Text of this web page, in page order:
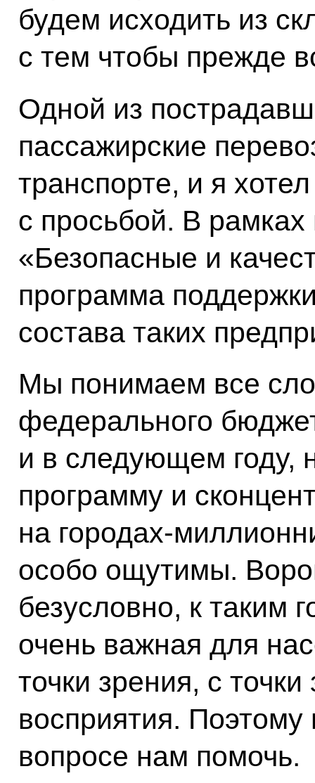
будем исходить из
с тем чтобы прежде
Одной из
пассажирские
транспорте, и я
с просьбой. В рамках
«Безопасные и
программа
состава таких
Мы понимаем все
федерального
и в следующем году,
программу и
на городах-
особо ощутимы.
безусловно, к таким
очень важная для
точки зрения, с
восприятия.
вопросе нам помочь.